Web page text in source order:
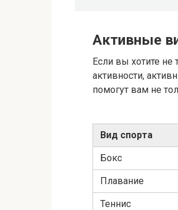
Активные
Если вы хотите не
активности,
помогут вам не
Вид спорта
Бокс
Плавание
Теннис